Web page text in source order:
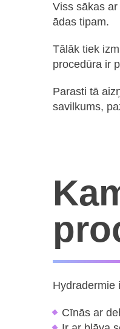
Viss sākas
ādas tipam.
Tālāk tiek
procedūra ir
Parasti tā
savilkums,
Hydradermie
Cīnās ar